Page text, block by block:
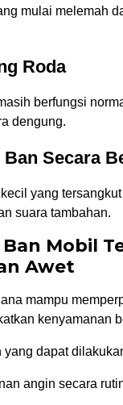
mulai melemah
Roda
berfungsi
dengung.
Secara
yang
suara tambahan.
Mobil
Awet
mampu
kenyamanan
yang dapat
angin secara